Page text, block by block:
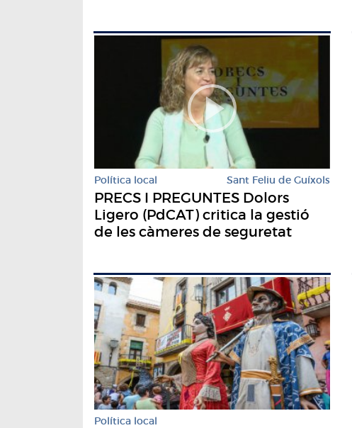
Política local Sant Feliu de Guíxols
PRECS I PREGUNTES Dolors
Ligero (PdCAT) critica la gestió
de les càmeres de seguretat
Política local